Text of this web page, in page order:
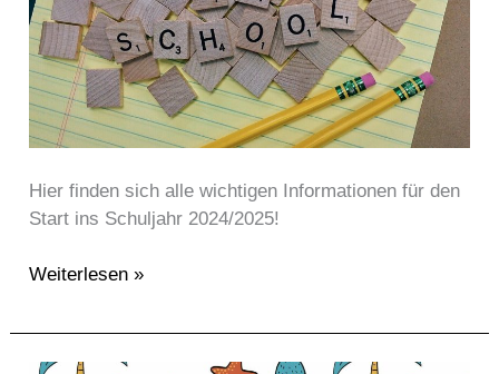
Hier finden sich alle wichtigen Informationen für den
Start ins Schuljahr 2024/2025!
Weiterlesen »